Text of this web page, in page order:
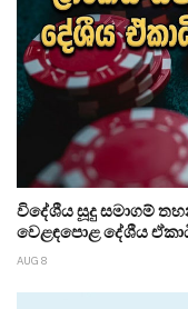
විදේශීය සූදු සමාගම්
වෙළඳපොළ දේශීය
AUG 8